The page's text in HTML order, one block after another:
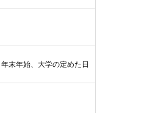
末年始、大学の定めた日